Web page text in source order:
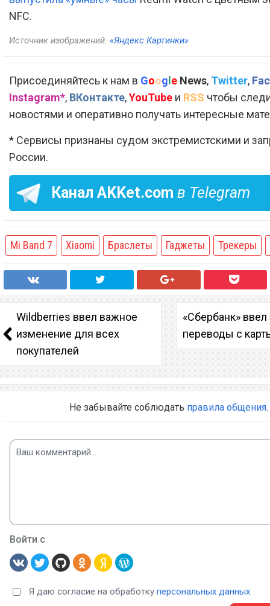
NFC.
Источник изображений: «Яндекс Картинки»
Присоединяйтесь к нам в Google News, Twitter,
Instagram*, ВКонтакте,YouTube и RSS чтобы
новостями и оперативно получать интересные
* Сервисы признаны судом экстремистскими и
России.
Канал AKKet.com в Telegram
Mi Band 7 Xiaomi Браслеты Гаджеты Трекеры
Wildberries ввел важное
изменение для всех
покупателей
«Сбербанк» ввел
переводы с
Не забывайте соблюдать правила общения.
Войти с
Я даю согласие на обработку персональных данных